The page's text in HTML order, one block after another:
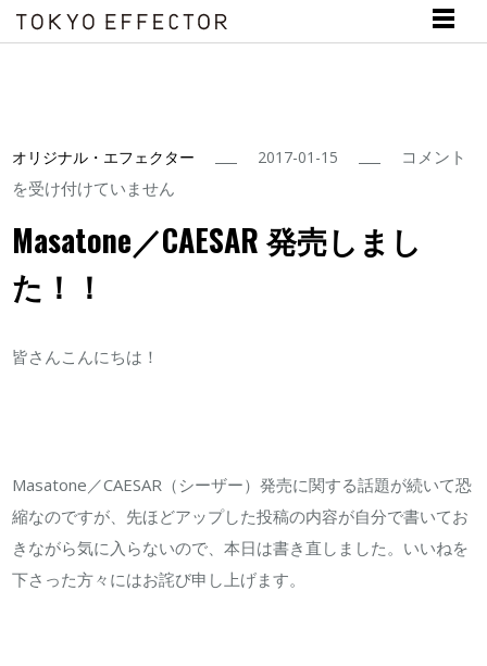
オリジナル・エフェクター 2017-01-15
Masatone
発
コメント
を受け付けていません
Masatone／CAESAR 発売しまし
た！！
皆さんこんにちは！
Masatone／CAESAR（シーザー）発売に関する話題が続いて恐
縮なのですが、先ほどアップした投稿の内容が自分で書いてお
きながら気に入らないので、本日は書き直しました。いいねを
下さった方々にはお詫び申し上げます。